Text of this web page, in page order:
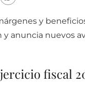
y
anuncia nuevos
fiscal